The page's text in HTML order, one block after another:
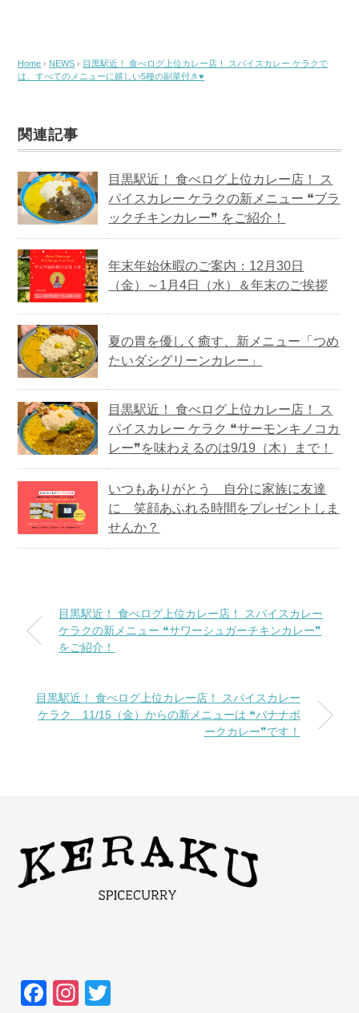
Home › NEWS › 目黒駅近！ 食べログ上位カレー店！ スパイスカレー ケラクで
は、すべてのメニューに嬉しい5種の副菜付き♥
関連記事
目黒駅近！ 食べログ上位カレー店！ ス
パイスカレー ケラクの新メニュー ❝ブラ
ックチキンカレー❞ をご紹介！
年末年始休暇のご案内：12月30日
（金）～1月4日（水）＆年末のご挨拶
夏の胃を優しく癒す、新メニュー「つめ
たいダシグリーンカレー」
目黒駅近！ 食べログ上位カレー店！ ス
パイスカレー ケラク ❝サーモンキノコカ
レー❞を味わえるのは9/19（木）まで！
いつもありがとう 自分に家族に友達
に 笑顔あふれる時間をプレゼントしま
せんか？
目黒駅近！ 食べログ上位カレー店！ スパイスカレー
ケラクの新メニュー ❝サワーシュガーチキンカレー❞
をご紹介！
目黒駅近！ 食べログ上位カレー店！ スパイスカレー
ケラク 11/15（金）からの新メニューは ❝バナナポ
ークカレー❞です！
F
In